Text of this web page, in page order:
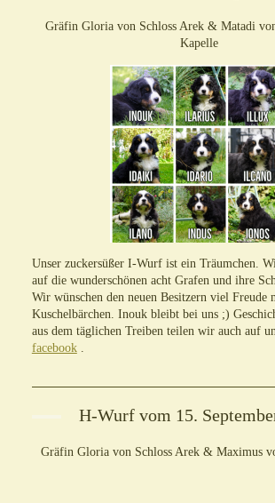
Gräfin Gloria von Schloss Arek & Matadi
Kapelle
Unser zuckersüßer I-Wurf ist ein Träumchen.
auf die wunderschönen acht Grafen und ihre
Wir wünschen den neuen Besitzern viel Freude
Kuschelbärchen. Inouk bleibt bei uns ;)
aus dem täglichen Treiben teilen wir auch auf
facebook
H-Wurf vom 15.
Gräfin Gloria von Schloss Arek & Maximus